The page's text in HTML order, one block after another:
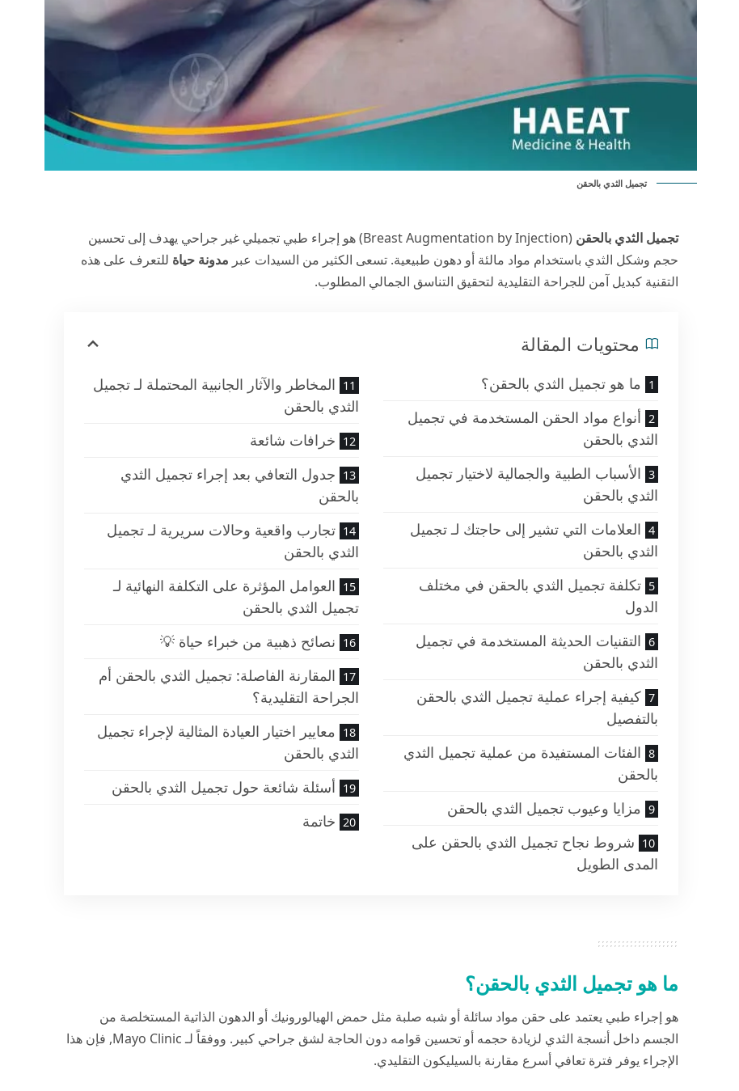
تجميل الثدي بالحقن
تجميل الثدي بالحقن
(Breast Augmentation by Injection) هو إجراء طبي تجميلي غير جراحي يهدف إلى تحسين
حجم وشكل الثدي باستخدام مواد مالئة أو دهون طبيعية. تسعى الكثير من السيدات عبر مدونة حياة للتعرف على هذه
التقنية كبديل آمن للجراحة التقليدية لتحقيق التناسق الجمالي المطلوب.
محتويات المقالة
ما هو تجميل الثدي بالحقن؟
أنواع مواد الحقن المستخدمة في تجميل
الثدي بالحقن
الأسباب الطبية والجمالية لاختيار تجميل
الثدي بالحقن
العلامات التي تشير إلى حاجتك لـ تجميل
الثدي بالحقن
تكلفة تجميل الثدي بالحقن في مختلف
الدول
التقنيات الحديثة المستخدمة في تجميل
الثدي بالحقن
كيفية إجراء عملية تجميل الثدي بالحقن
بالتفصيل
الفئات المستفيدة من عملية تجميل الثدي
بالحقن
مزايا وعيوب تجميل الثدي بالحقن
شروط نجاح تجميل الثدي بالحقن على
المدى الطويل
المخاطر والآثار الجانبية المحتملة لـ تجميل
الثدي بالحقن
خرافات شائعة
جدول التعافي بعد إجراء تجميل الثدي
بالحقن
تجارب واقعية وحالات سريرية لـ تجميل
الثدي بالحقن
العوامل المؤثرة على التكلفة النهائية لـ
تجميل الثدي بالحقن
نصائح ذهبية من خبراء حياة 💡
المقارنة الفاصلة: تجميل الثدي بالحقن أم
الجراحة التقليدية؟
معايير اختيار العيادة المثالية لإجراء تجميل
الثدي بالحقن
أسئلة شائعة حول تجميل الثدي بالحقن
خاتمة
ما هو تجميل الثدي بالحقن؟
هو إجراء طبي يعتمد على حقن مواد سائلة أو شبه صلبة مثل حمض الهيالورونيك أو الدهون الذاتية المستخلصة من
الجسم داخل أنسجة الثدي لزيادة حجمه أو تحسين قوامه دون الحاجة لشق جراحي كبير. ووفقاً لـMayo Clinic, فإن هذا
الإجراء يوفر فترة تعافي أسرع مقارنة بالسيليكون التقليدي.